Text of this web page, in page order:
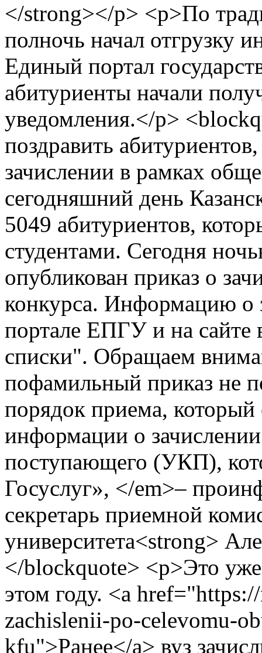
</strong></p> <p>По
полночь начал отгрузку
Единый портал
абитуриенты начали
уведомления.</p>
поздравить
зачислении в рамках
сегодняшний день
5049 абитуриентов,
студентами. Сегодня
опубликован приказ о
конкурса. Информацию о
портале ЕПГУ и на сайте
списки". Обращаем
пофамильный приказ не
порядок приема,
информации о
поступающего (УКП),
Госуслуг», </em>–
секретарь приемной
университета<strong>
</blockquote> <p>Это уже
этом году. <a
zachislenii-po-celevomu-
kfu">Ранее</a> вуз